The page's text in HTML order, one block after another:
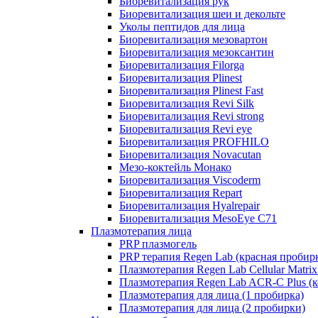
Биоревитализация шеи и декольте
Уколы пептидов для лица
Биоревитализация мезовартон
Биоревитализация мезоксантин
Биоревитализация Filorga
Биоревитализация Plinest
Биоревитализация Plinest Fast
Биоревитализация Revi Silk
Биоревитализация Revi strong
Биоревитализация Revi eye
Биоревитализация PROFHILO
Биоревитализация Novacutan
Мезо-коктейль Монако
Биоревитализация Viscoderm
Биоревитализация Repart
Биоревитализация Hyalrepair
Биоревитализация MesoEye C71
Плазмотерапия лица
PRP плазмогель
PRP терапия Regen Lab (красная
Плазмотерапия Regen Lab Cellular
Плазмотерапия Regen Lab ACR-C Plus
Плазмотерапия для лица (1 пробирка)
Плазмотерапия для лица (2 пробирки)